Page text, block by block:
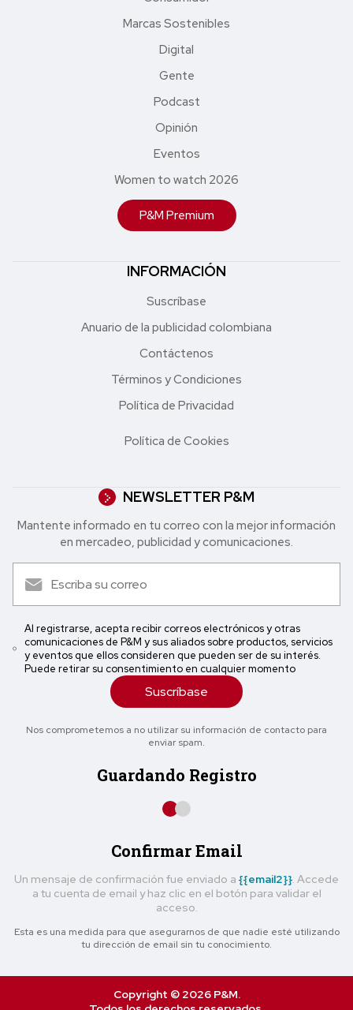
Marcas Sostenibles
Digital
Gente
Podcast
Opinión
Eventos
Women to watch 2026
P&M Premium
INFORMACIÓN
Suscríbase
Anuario de la publicidad colombiana
Contáctenos
Términos y Condiciones
Política de Privacidad
Política de Cookies
NEWSLETTER P&M
Mantente informado en tu correo con la mejor in formación
en mercadeo, publicidad y comunicaciones.
Al registrarse, acepta recibir correos electrónicos y otras
comunicaciones de P&M y sus aliados sobre productos, servicios
y eventos que ellos consideren que pueden ser de su interés.
Puede retirar su consentimiento en cualquier momento
Suscríbase
Nos comprometemos a no utilizar su información de contacto para
enviar spam.
Guardando Registro
Confirmar Email
Un mensaje de confirmación fue enviado a {{email2}}. Accede
a tu cuenta de email y haz clic en el botón para validar el
acceso.
Esta es una medida para que asegurarnos de que nadie esté utilizando
tu dirección de email sin tu conocimiento.
Copyright © 2026 P&M.